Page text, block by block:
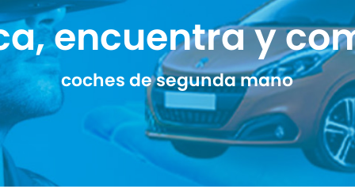
encuentra y
coches de segunda mano